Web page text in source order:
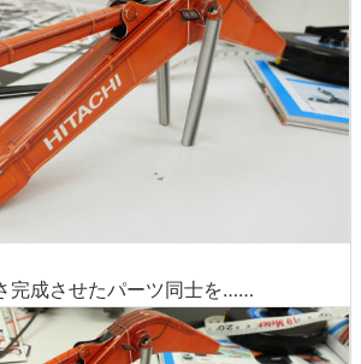
完成させたパーツ同士を……